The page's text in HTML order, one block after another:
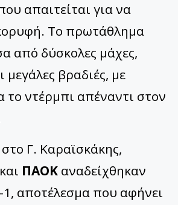
απαιτείται για να
Το πρωτάθλημα
από δύσκολες μάχες,
μεγάλες βραδιές, με
ντέρμπι απέναντι στον
Γ. Καραϊσκάκης,
και ΠΑΟΚ αναδείχθηκαν
1, αποτέλεσμα που αφήνει